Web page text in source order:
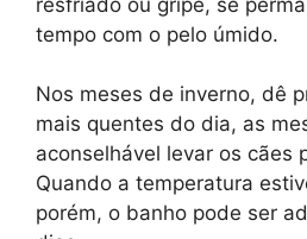
tempo com o pelo úmido.
Nos meses de inverno, dê
mais quentes do dia, as
aconselhável levar os cães
Quando a temperatura
porém, o banho pode ser